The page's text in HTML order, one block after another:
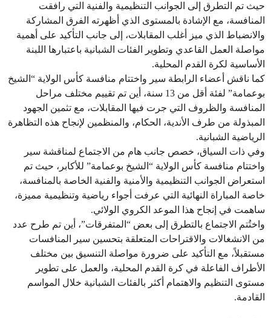
حيث تم التطرق إلى الجوانب التنظيمية والفنية التي رافقت
المنافسة، مع الإشادة بالمستوى الذي أظهرته الفرق المشاركة
والانضباط الذي ميز أغلب المقابلات، إلى جانب التأكيد على أهمية
مواصلة العمل القاعدي وتطوير الفئات الشبانية باعتبارها اللبنة
الأساسية لكرة القدم المحلية.
كما ناقش أعضاء الرابطة سير واختتام منافسة كأس الولاية “الشيخ
بوعمامة” لفئة أقل من 13 سنة، أين تم تقييم مختلف مراحل
المنافسة والظروف التي جرت فيها المقابلات، مع تثمين الجهود
المبذولة من طرف الأندية، الحكام، والمنظمين لإنجاح هذه التظاهرة
الرياضية الشبانية.
وفي ذات السياق، خصص جانب هام من الاجتماع لمناقشة سير
واختتام منافسة كأس الولاية “الشيخ بوعمامة” للأكابر، حيث تم
استعراض الجوانب التنظيمية والأمنية والفنية الخاصة بالمنافسة،
خاصة المباراة النهائية التي عرفت أجواء رياضية وتنظيمية مميزة،
ساهمت في إنجاح هذا الموعد الكروي الولائي.
واختُتم الاجتماع بالتطرق إلى بعض “المتفرقات”، أين تم طرح عدد
من الانشغالات والاقتراحات المتعلقة بتحسين سير المنافسات
مستقبلاً، مع التأكيد على ضرورة مواصلة التنسيق بين مختلف
الأطراف الفاعلة في كرة القدم المحلية، والعمل على تطوير
مستوى التنظيم والاهتمام أكثر بالفئات الشبانية خلال المواسم
القادمة.